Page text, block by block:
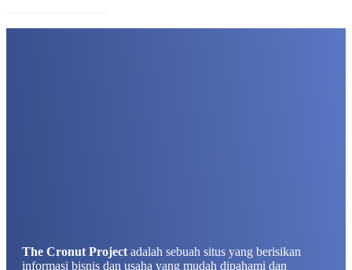
The Cronut Project adalah sebuah situs yang berisikan
informasi bisnis dan usaha yang mudah dipahami dan